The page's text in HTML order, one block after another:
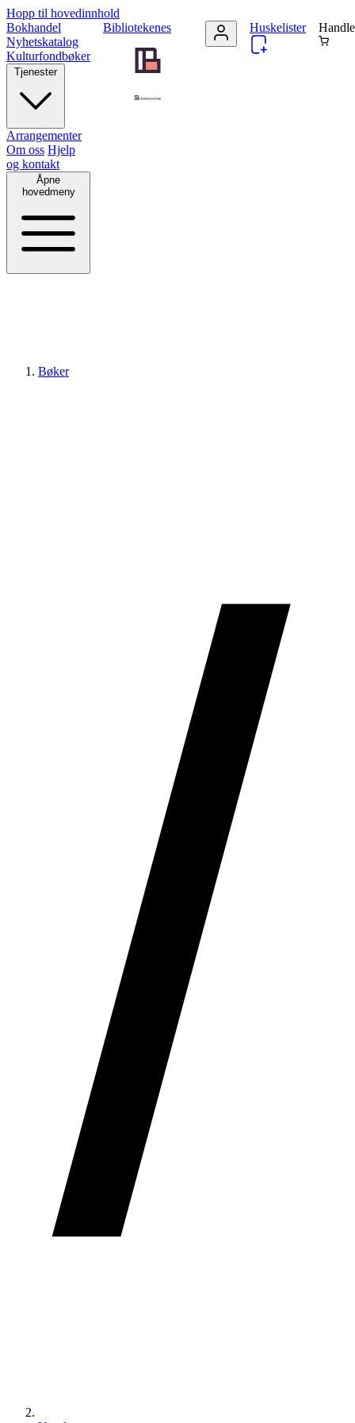
Hopp til hovedinnhold
Bibliotekenes
Bokhandel
Nyhetskatalog
Kulturfondbøker
Tjenester
Arrangementer
Om oss Hjelp
og kontakt
Åpne
hovedmeny
Huskelister
Bøker